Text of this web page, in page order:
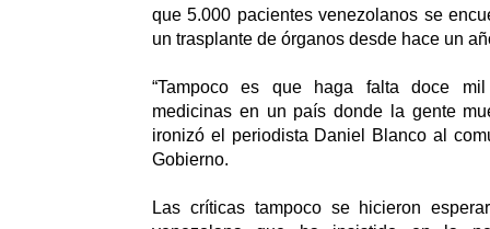
que 5.000 pacientes venezolanos se
un trasplante de órganos desde hace un
“Tampoco es que haga falta doce
medicinas en un país donde la gente
ironizó el periodista Daniel Blanco al
Gobierno.
Las críticas tampoco se hicieron